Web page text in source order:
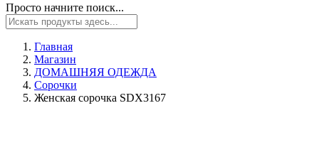
Просто начните поиск...
Главная
Магазин
ДОМАШНЯЯ ОДЕЖДА
Сорочки
Женская сорочка SDX3167